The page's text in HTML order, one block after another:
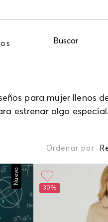
Buscar
para mujer llenos
estrenar algo especial.
Ordenar por
Nuevo
30%